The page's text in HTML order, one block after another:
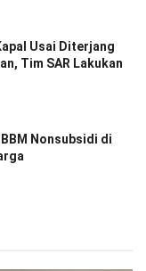
Usai Diterjang
Tim SAR Lakukan
Nonsubsidi di